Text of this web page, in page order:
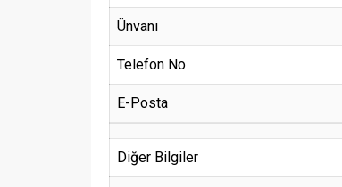
Ünvanı
Telefon No
E-Posta
Diğer Bilgiler